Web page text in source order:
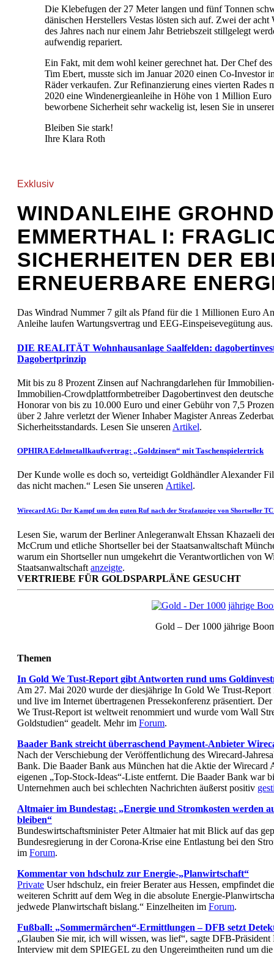
Die Klebefugen der 27 Meter langen und fünf Tonnen
dänischen Herstellers Vestas lösten sich auf. Zwei der
des Jahres nach nur einem Jahr Betriebszeit stillgelegt
aufwendig repariert.
Ein Fakt, mit dem wohl keiner gerechnet hat. Der Chef
Tim Ebert, musste sich im Januar 2020 einen Co-Investor
Räder verkaufen. Zur Refinanzierung eines vierten Rades
2020 eine Windenergieanleihe in Höhe von 1 Million Euro
beworbene Sicherheit sehr wackelig ist, lesen Sie in
Bleiben Sie stark!
Ihre Klara Roth
Exklusiv
WINDANLEIHE
EMMERTHAL I:
SICHERHEITEN DER
ERNEUERBARE
Das Windrad Nummer 7 gilt als Pfand für die 1 Millionen Euro
Anleihe laufen Wartungsvertrag und EEG-Einspeisevegütung
DIE REALITÄT Wohnhausanlage Saalfelden:
Dagobertprinzip
Mit bis zu 8 Prozent Zinsen auf Nachrangdarlehen für
Immobilien-Crowdplattformbetreiber Dagobertinvest den
Honorar von bis zu 10.000 Euro und einer Gebühr von 7,5
über 2 Jahre verletzt der Wiener Inhaber Magister Anreas
Sicherheitsstandards. Lesen Sie unseren Artikel.
OPHIRA Edelmetallkaufvertrag: „Goldzinsen“ mit Taschenspielertrick
Der Kunde wolle es doch so, verteidigt Goldhändler Alexander
das nicht machen.“ Lesen Sie unseren Artikel.
Wirecard AG: Der Kampf um den guten Ruf nach der Strafanzeige von Shortseller
Lesen Sie, warum der Berliner Anlegeranwalt Ehssan Khazaeli
McCrum und etliche Shortseller bei der Staatsanwaltschaft
warum ein Shortseller nun umgekehrt die Verantwortlichen von
Staatsanwaltschaft anzeigte.
VERTRIEBE FÜR GOLDSPARPLÄNE GESUCHT
Gold – Der 1000 jährige
Themen
In Gold We Tust-Report gibt Antworten rund ums
Am 27. Mai 2020 wurde der diesjährige In Gold We Trust-Report
und live im Internet übertragenen Pressekonferenz präsentiert.
We Trust-Report ist weltweit renommiert und wurde vom Wall
Goldstudien“ geadelt. Mehr im Forum.
Baader Bank streicht überraschend Payment-Anbieter
Nach der Verschiebung der Veröffentlichung des Wirecard-
Bank. Die Baader Bank aus München hat die Aktie der Wirecard
eigenen „Top-Stock-Ideas“-Liste entfernt. Die Baader Bank war
Unternehmen auch bei schlechten Nachrichten äußerst positiv
Altmaier im Bundestag: „Energie und Stromkosten werden
bleiben“
Bundeswirtschaftsminister Peter Altmaier hat mit Blick auf das
Bundesregierung in der Corona-Krise eine Entlastung bei den
im Forum.
Kommentar von hdschulz zur Energie-„Planwirtschaft“
Private User hdschulz, ein freier Berater aus Hessen, empfindet
weiteren Schritt auf dem Weg in die absolute Energie-
jedwede Planwirtschaft bislang.“ Einzelheiten im Forum.
Fußball: „Sommermärchen“-Ermittlungen – DFB setzt
„Glauben Sie mir, ich will wissen, was lief“, sagte DFB-
Interview mit dem SPIEGEL zu den Ungereimtheiten rund um